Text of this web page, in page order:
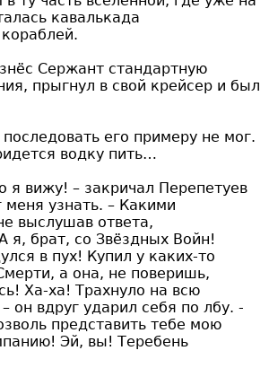
кавалькада
Сержант стандартную
прыгнул в свой крейсер и был
его примеру не мог.
водку пить…
я вижу! – закричал Перепетуев
узнать. – Какими
выслушав ответа,
я, брат, со Звёздных Войн!
в пух! Купил у каких-то
а она, не поверишь,
Ха-ха! Трахнуло на всю
он вдруг ударил себя по лбу. -
представить тебе мою
Эй, вы! Теребень